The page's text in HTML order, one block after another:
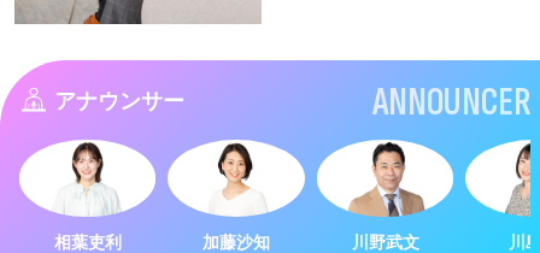
アナウンサー ANNOUNCER
相葉吏利 加藤沙知 川野武文 川